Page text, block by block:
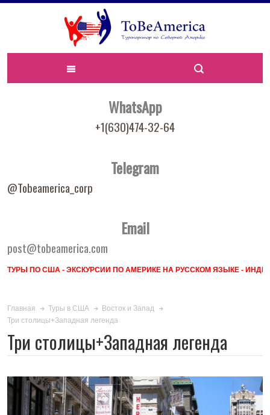
WhatsApp
+1(630)474-32-64
Telegram
@Tobeamerica_corp
Email
post@tobeamerica.com
ТУРЫ ПО США - ЭКСКУРСИИ ПО АМЕРИКЕ НА РУССКОМ ЯЗЫКЕ -
Главная Туры в США
Восток и Запад
Три столицы+Западная легенда
Три столицы+Западная легенда